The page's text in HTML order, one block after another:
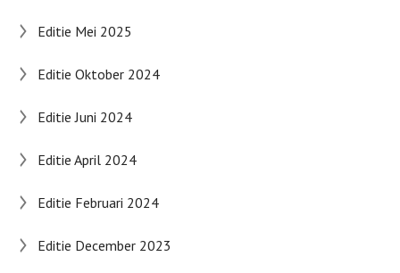
Editie Mei 2025
Editie Oktober 2024
Editie Juni 2024
Editie April 2024
Editie Februari 2024
Editie December 2023